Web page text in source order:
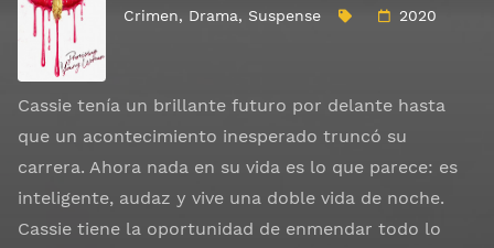
Crimen, Drama, Suspense 2020
Cassie tenía un brillante futuro por delante hasta
que un acontecimiento inesperado truncó su
carrera. Ahora nada en su vida es lo que parece: es
inteligente, audaz y vive una doble vida de noche.
Cassie tiene la oportunidad de enmendar todo lo